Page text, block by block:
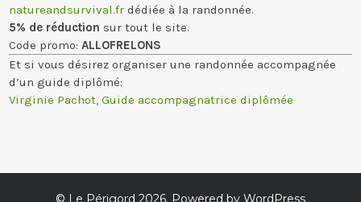
natureandsurvival.fr dédiée à la randonnée.
5% de réduction sur tout le site.
Code promo:ALLOFRELONS
Et si vous désirez organiser une randonnée accompagnée
d’un guide diplômé:
Virginie Pachot, Guide accompagnatrice diplômée
© Le Périgord 2026. Powered by WordPress